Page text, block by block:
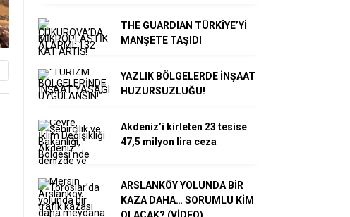
THE GUARDIAN TÜRKİYE’Yİ
MANŞETE TAŞIDI
YAZLIK BÖLGELERDE İNŞAAT
HUZURSUZLUĞU!
Akdeniz’i kirleten 23 tesise
47,5 milyon lira ceza
ARSLANKÖY YOLUNDA BİR
KAZA DAHA… SORUMLU KİM